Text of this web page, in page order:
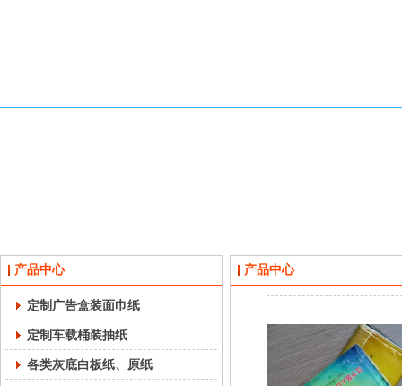
产品中心
定制广告盒装面巾纸
定制车载桶装抽纸
各类灰底白板纸、原纸
产品中心